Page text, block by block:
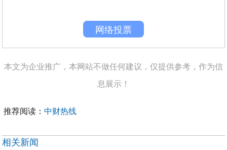
网络投票
本文为企业推广，本网站不做任何建议，仅提供参考，作为信
息展示！
推荐阅读：中财热线
相关新闻